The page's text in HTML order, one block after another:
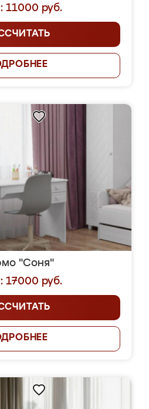
11000 руб.
"Соня"
17000 руб.